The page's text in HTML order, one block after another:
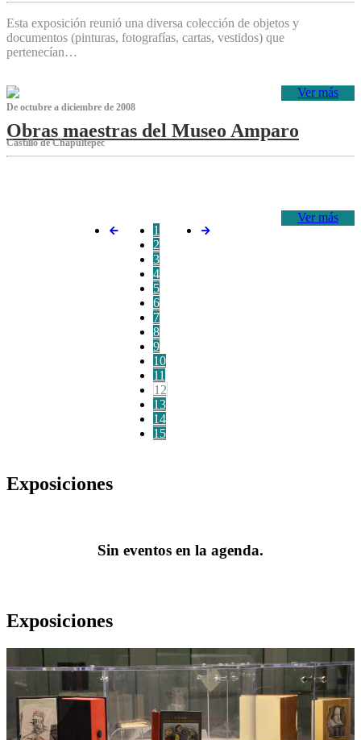
Esta exposición reunió una diversa colección de objetos y
documentos (pinturas, fotografías, cartas, vestidos) que
pertenecían…
Ver más
De octubre a diciembre de 2008
Obras maestras del Museo Amparo
Castillo de Chapultepec
Ver más
1
2
3
4
5
6
7
8
9
10
11
12
13
14
15
Exposiciones
Sin eventos en la agenda.
Exposiciones